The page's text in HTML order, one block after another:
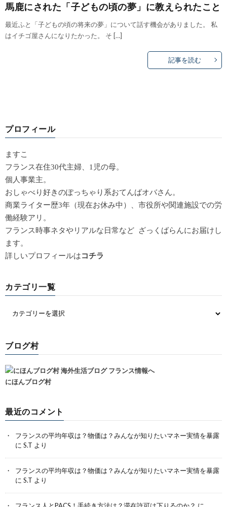
馬鹿にされた「子どもの頃の夢」に教えられたこと
最近ふと「子どもの頃の将来の夢」について話す機会がありました。 私
はイチゴ屋さんになりたかった。 そ […]
記事を読む
プロフィール
ますこ
フランス在住30代主婦、1児の母。
個人事業主。
おしゃべり好きのぽっちゃり系おてんばオバさん。
商業ライター歴3年（現在お休み中）、市役所や関連施設での労
働経験アリ。
フランス時事ネタやリアルな日常など ざっくばらんにお届けし
ます。
詳しいプロフィールはコチラ
カテゴリ一覧
ブログ村
にほんブログ村
最近のコメント
フランスの平均年収は？物価は？みんなが知りたいマネー実情を暴露
に S.T より
フランスの平均年収は？物価は？みんなが知りたいマネー実情を暴露
に S.T より
フランス人とPACS！手続き方法は？滞在許可は下りるのか？ に